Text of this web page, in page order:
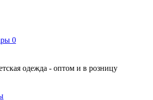
0
одежда - оптом и в розницу